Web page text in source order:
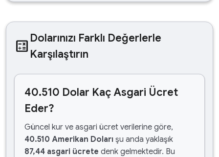
calculate Dolarınızı Farklı Değerlerle
Karşılaştırın
40.510 Dolar Kaç Asgari Ücret
Eder?
Güncel kur ve asgari ücret verilerine göre,
40.510 Amerikan Doları şu anda yaklaşık
87,44 asgari ücrete denk gelmektedir. Bu